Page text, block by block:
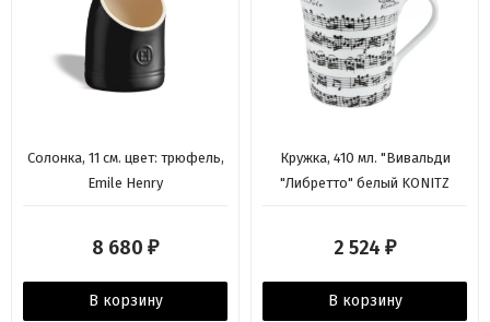
Солонка, 11 см. цвет: трюфель,
Emile Henry
8 680 ₽
В корзину
Кружка, 410 мл. "Вивальди
"Либретто" белый KONITZ
2 524 ₽
В корзину